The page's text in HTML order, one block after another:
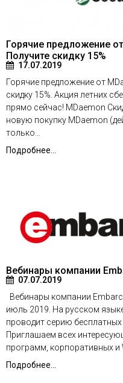
Горячие предложение
Получите скидку 15%
17.07.2019
Горячие предложение от
скидку 15%. Акция летних
прямо сейчас! MDaemon
новую покупку MDaemon
только…
Подробнее...
Вебинары компании
07.07.2019
Вебинары компании
июль 2019. На русском
проводит серию бесплатных
Приглашаем всех
программ, корпоративных и
Подробнее...